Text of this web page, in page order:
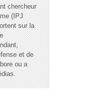
chercheur
(IPJ
sur la
et de
ou a